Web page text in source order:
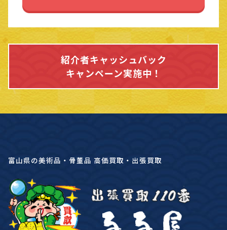
紹介者キャッシュバック
キャンペーン実施中！
富山県の美術品・骨董品 高価買取・出張買取